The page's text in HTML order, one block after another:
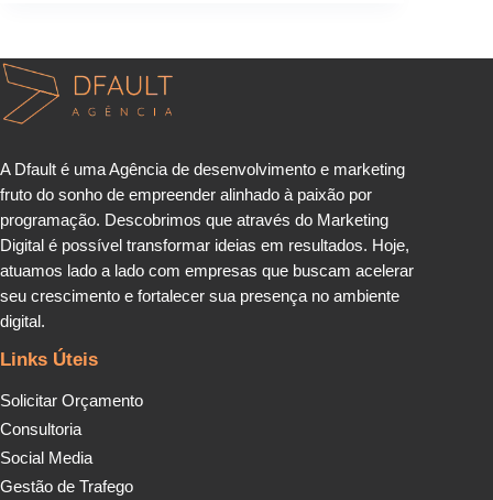
A Dfault é uma Agência de desenvolvimento e marketing
fruto do sonho de empreender alinhado à paixão por
programação. Descobrimos que através do Marketing
Digital é possível transformar ideias em resultados. Hoje,
atuamos lado a lado com empresas que buscam acelerar
seu crescimento e fortalecer sua presença no ambiente
digital.
Links Úteis
Solicitar Orçamento
Consultoria
Social Media
Gestão de Trafego